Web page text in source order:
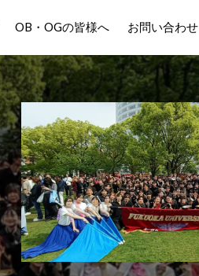
OB・OGの皆様へ お問い合わせ